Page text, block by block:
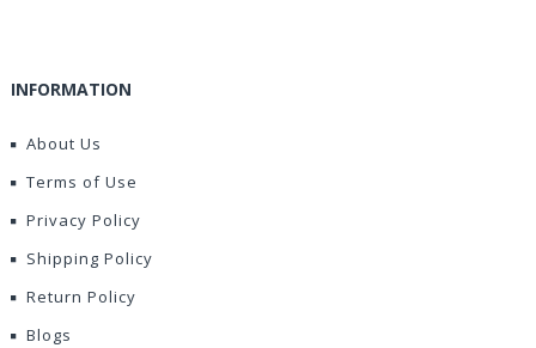
INFORMATION
About Us
Terms of Use
Privacy Policy
Shipping Policy
Return Policy
Blogs